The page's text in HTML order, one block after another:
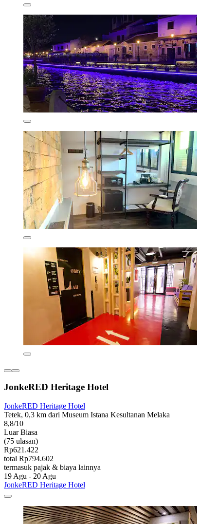
JonkeRED Heritage Hotel
JonkeRED Heritage Hotel
Tetek, 0,3 km dari Museum Istana Kesultanan Melaka
8,8/10
Luar Biasa
(75 ulasan)
Rp621.422
total Rp794.602
termasuk pajak & biaya lainnya
19 Agu - 20 Agu
JonkeRED Heritage Hotel